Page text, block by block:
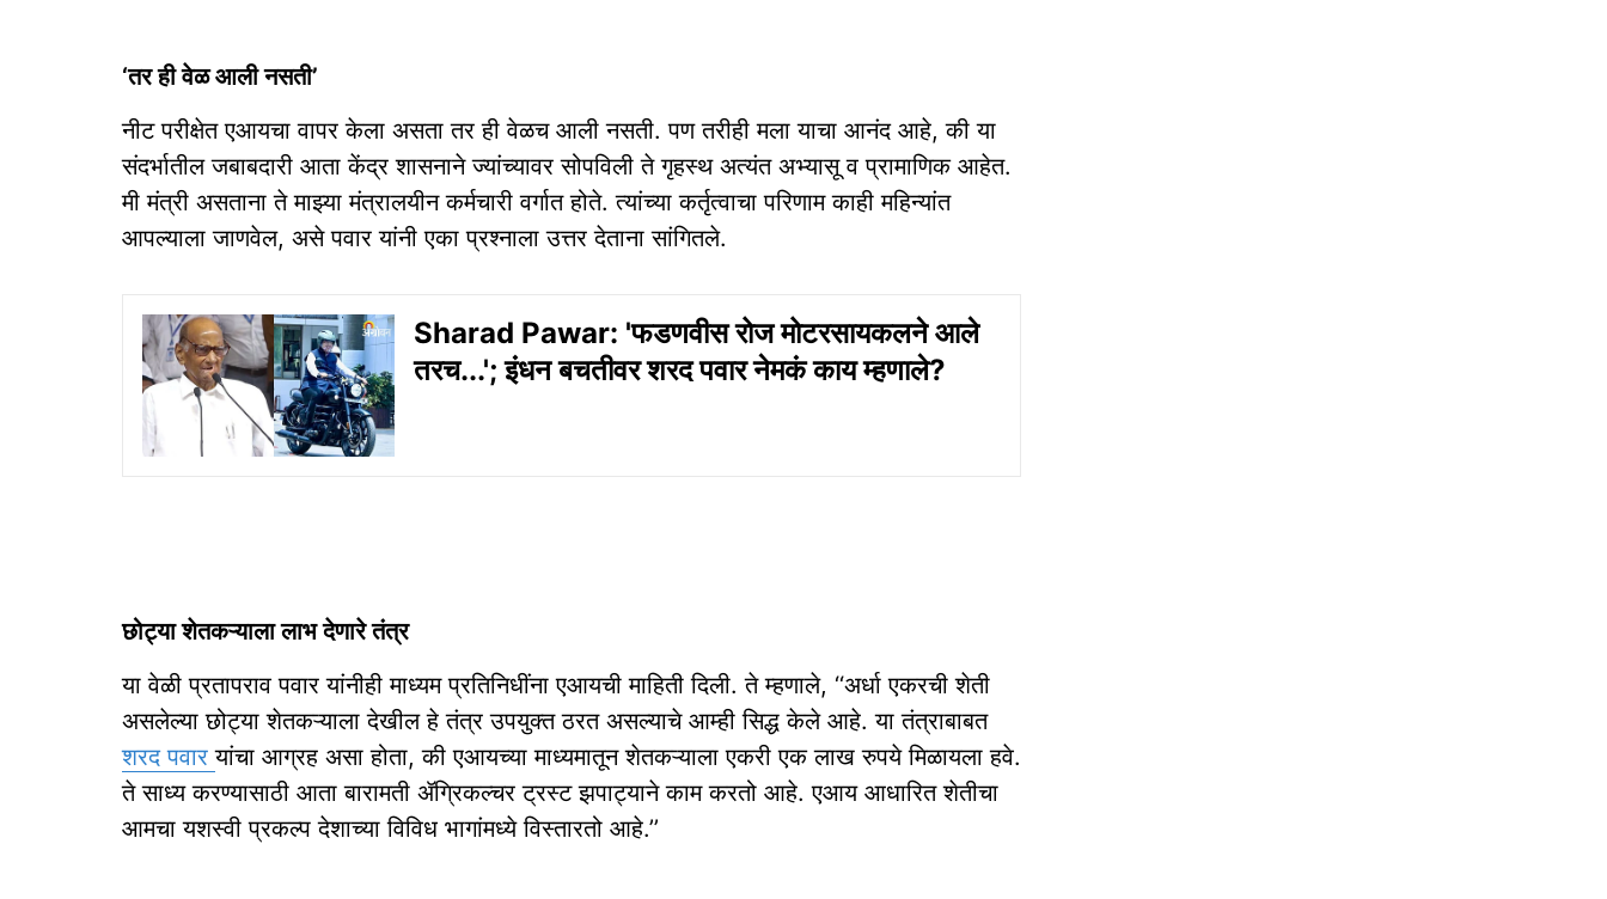
‘तर ही वेळ आली नसती’
नीट परीक्षेत एआयचा वापर केला असता तर ही वेळच आली नसती. पण तरीही मला याचा आनंद आहे, की या
संदर्भातील जबाबदारी आता केंद्र शासनाने ज्यांच्यावर सोपविली ते गृहस्थ अत्यंत अभ्यासू व प्रामाणिक आहेत.
मी मंत्री असताना ते माझ्या मंत्रालयीन कर्मचारी वर्गात होते. त्यांच्या कर्तृत्वाचा परिणाम काही महिन्यांत
आपल्याला जाणवेल, असे पवार यांनी एका प्रश्नाला उत्तर देताना सांगितले.
Sharad Pawar: 'फडणवीस रोज मोटरसायकलने आले
तरच...'; इंधन बचतीवर शरद पवार नेमकं काय म्हणाले?
छोट्या शेतकऱ्याला लाभ देणारे तंत्र
या वेळी प्रतापराव पवार यांनीही माध्यम प्रतिनिधींना एआयची माहिती दिली. ते म्हणाले, ‘‘अर्धा एकरची शेती
असलेल्या छोट्या शेतकऱ्याला देखील हे तंत्र उपयुक्त ठरत असल्याचे आम्ही सिद्ध केले आहे. या तंत्राबाबत
शरद पवारयांचा आग्रह असा होता, की एआयच्या माध्यमातून शेतकऱ्याला एकरी एक लाख रुपये मिळायला हवे.
ते साध्य करण्यासाठी आता बारामती ॲग्रिकल्चर ट्रस्ट झपाट्याने काम करतो आहे. एआय आधारित शेतीचा
आमचा यशस्वी प्रकल्प देशाच्या विविध भागांमध्ये विस्तारतो आहे.’’